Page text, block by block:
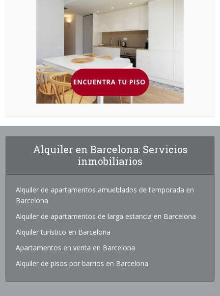
Alquiler en Barcelona: Servicios
inmobiliarios
Alquiler de apartamentos amueblados de temporada en
Barcelona
Alquiler de apartamentos de larga estancia en Barcelona
Alquiler turístico en Barcelona
Apartamentos en venta en Barcelona
Alquiler de pisos por barrios en Barcelona